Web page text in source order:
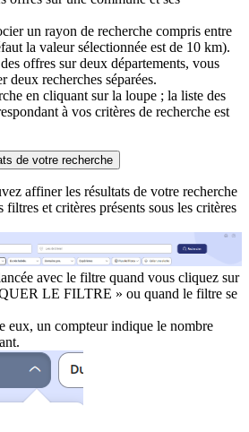
un rayon de recherche compris entre
la valeur sélectionnée est de 10 km).
offres sur deux départements, vous
deux recherches séparées.
en cliquant sur la loupe ; la liste des
à vos critères de recherche est
de votre recherche
affiner les résultats de votre recherche
filtres et critères présents sous les critères
avec le filtre quand vous cliquez sur
LE FILTRE » ou quand le filtre se
eux, un compteur indique le nombre